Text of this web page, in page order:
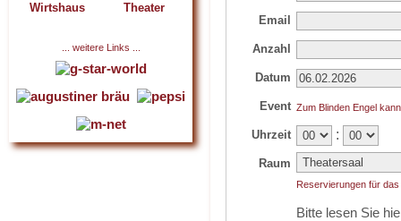
Wirtshaus Theater
... weitere Links ...
Email
Anzahl
Datum
Event Zum Blinden Engel
Uhrzeit :
Raum
Reservierungen für
Bitte lesen Sie